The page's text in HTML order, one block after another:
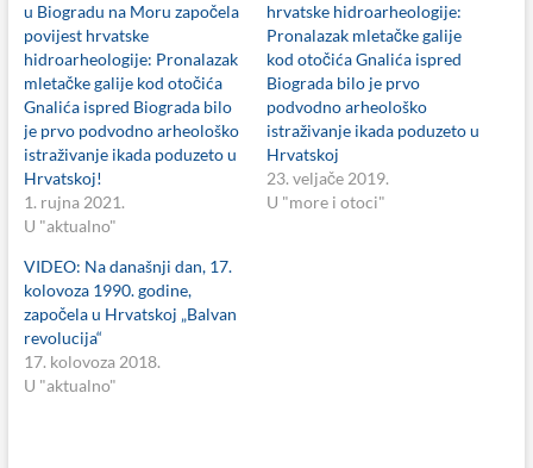
u Biogradu na Moru započela
povijest hrvatske
hidroarheologije: Pronalazak
mletačke galije kod otočića
Gnalića ispred Biograda bilo
je prvo podvodno arheološko
istraživanje ikada poduzeto u
Hrvatskoj!
1. rujna 2021.
U "aktualno"
hrvatske hidroarheologije:
Pronalazak mletačke galije
kod otočića Gnalića ispred
Biograda bilo je prvo
podvodno arheološko
istraživanje ikada poduzeto u
Hrvatskoj
23. veljače 2019.
U "more i otoci"
VIDEO: Na današnji dan, 17.
kolovoza 1990. godine,
započela u Hrvatskoj „Balvan
revolucija“
17. kolovoza 2018.
U "aktualno"